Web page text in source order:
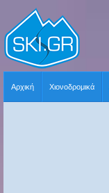
Αρχική Χιονοδρομικά